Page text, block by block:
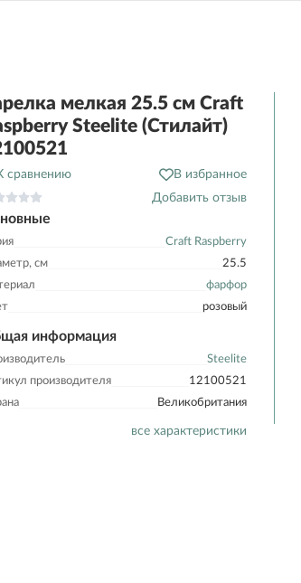
мелкая 25.5 см Craft
Steelite (Стилайт)
сравнению
В избранное
Добавить отзыв
Craft Raspberry
см
25.5
фарфор
розовый
информация
Steelite
производителя
12100521
Великобритания
все характеристики